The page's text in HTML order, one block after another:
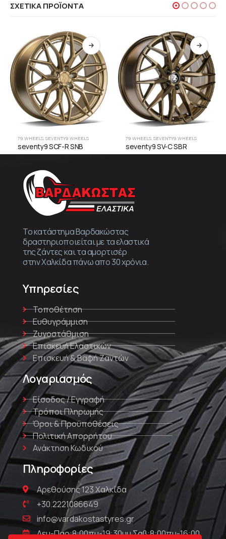
ΣΧΕΤΙΚΆ ΠΡΟΪΌΝΤΑ
79 WHEELS, SEVENTY9 WHEELS
seventy9 SCF-R SNB
79 WHEELS, SEVENTY9 WHEELS
seventy9 SV-C SBR
Το κατάστημα Βαρδακώστας
δραστηριοποιείται με τα ελαστικά
της ζάντες και τα αμορτισέρ
στην Χαλκίδα πάνω απο 30 χρόνια.
Υπηρεσίες
Τοποθέτηση
Ευθυγράμμιση
Ζυγοστάθμιση
Επισκευή Ελαστικών
Επισκευή & Βαφή Ζαντών
Λογαριασμός
Είσοδος / Εγγραφή
Τρόποι Πληρωμής
Όροι & Προϋποθέσεις
Πολιτική Απορρήτου
Ανάκτηση Κωδικού
Πληροφορίες
Αρεθούσης 123 Χαλκίδα
+30.2221086649
info@vardakostastyres.gr
Δευ-Παρ:8:00πμ-19:30μμ Σαβ:8:00πμ-16:00